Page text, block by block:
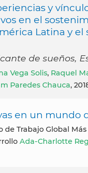
y
en el
Latina y el
de sueños,
Vega Solis, Raquel
Paredes Chauca,
en un mundo
Ada-Charlotte